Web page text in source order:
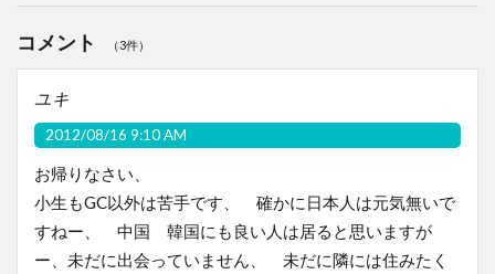
コメント （3件）
ユキ
2012/08/16 9:10 AM
お帰りなさい、
小生もGC以外は苦手です、 確かに日本人は元気無いで
すねー、 中国 韓国にも良い人は居ると思いますが
ー、未だに出会っていません、 未だに隣には住みたく